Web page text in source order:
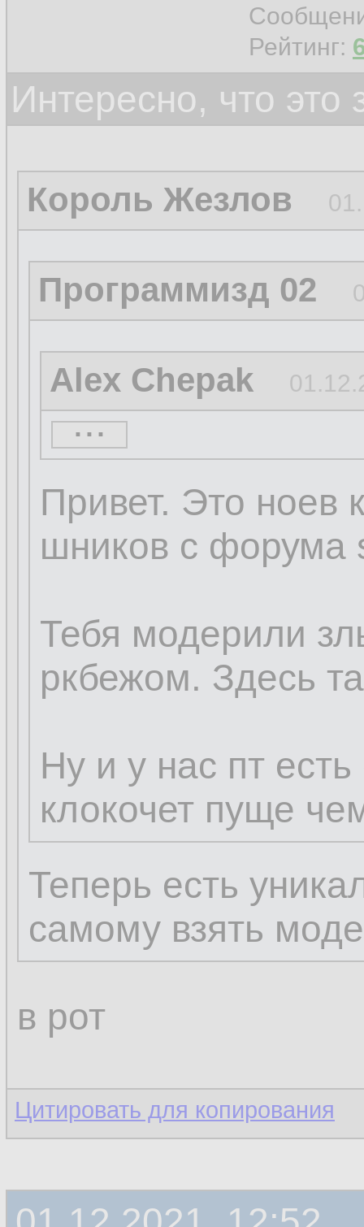
Рейтинг:
Интересно, что
Король Жезлов
Программизд 02
Alex Chepak
......
Привет. Это ноев
шников с форума
Тебя модерили
ркбежом. Здесь
Ну и у нас пт
клокочет пуще
Теперь есть
самому взять
в рот
Цитировать для копирования